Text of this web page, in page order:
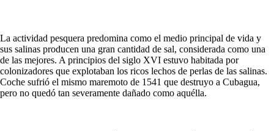
La actividad pesquera predomina como el medio principal de vida y
sus salinas producen una gran cantidad de sal, considerada como una
de las mejores. A principios del siglo XVI estuvo habitada por
colonizadores que explotaban los ricos lechos de perlas de las salinas.
Coche sufrió el mismo maremoto de 1541 que destruyo a Cubagua,
pero no quedó tan severamente dañado como aquélla.